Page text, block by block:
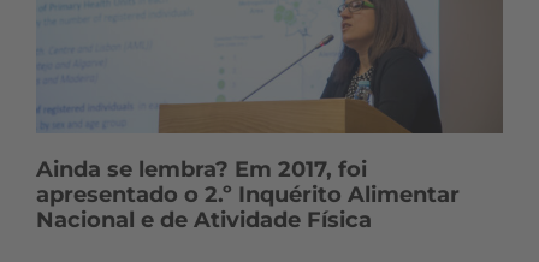
Ainda se lembra? Em 2017, foi
apresentado o 2.º Inquérito Alimentar
Nacional e de Atividade Física